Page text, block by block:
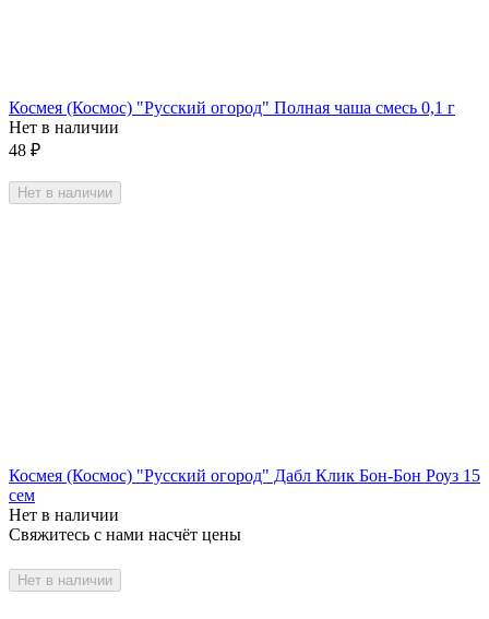
Космея (Космос) "Русский огород" Полная чаша смесь 0,1 г
Нет в наличии
48 ₽
Нет в наличии
Космея (Космос) "Русский огород" Дабл Клик Бон-Бон Роуз 15
сем
Нет в наличии
Свяжитесь с нами насчёт цены
Нет в наличии